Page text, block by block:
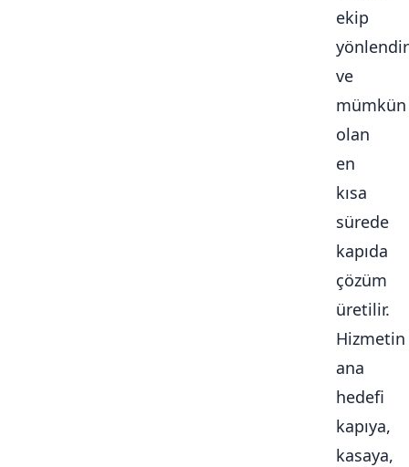
ekip
ve
mümkün
olan
en
kısa
sürede
kapıda
çözüm
üretilir.
Hizmetin
ana
hedefi
kapıya,
kasaya,